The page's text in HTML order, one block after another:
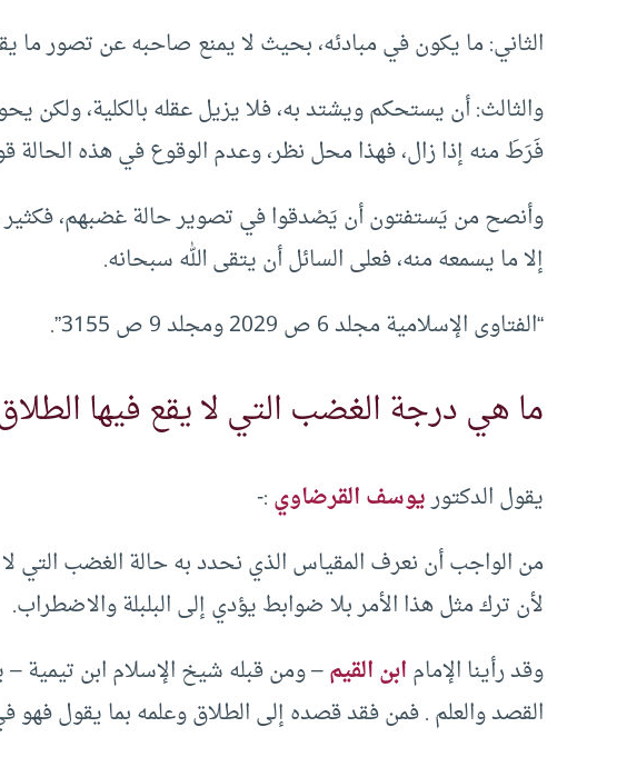
الثاني: ما يكون في مبادئه، بحيث لا يمنع صاحبه عن تصور ما
والثالث: أن يستحكم ويشتد به، فلا يزيل عقله بالكلية، ولكن
فَرَطَ منه إذا زال، فهذا محل نظر، وعدم الوقوع في هذه الحالة
وأنصح من يَستفتون أن يَصْدقوا في تصوير حالة غضبهم،
إلا ما يسمعه منه، فعلى السائل أن يتقى الله سبحانه.
“الفتاوى الإسلامية مجلد 6 ص 2029 ومجلد 9 ص 3155”.
ما هي درجة الغضب التي لا يقع فيها
يقول الدكتوريوسف القرضاوي:-
من الواجب أن نعرف المقياس الذي نحدد به حالة الغضب التي لا
لأن ترك مثل هذا الأمر بلا ضوابط يؤدي إلى البلبلة والاضطراب.
وقد رأينا الإمامابن القيم– ومن قبله شيخ الإسلام ابن تيمية
القصد والعلم . فمن فقد قصده إلى الطلاق وعلمه بما يقول فهو